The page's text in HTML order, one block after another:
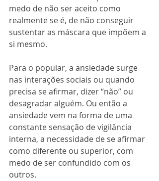
medo de não ser aceito como
realmente se é, de não conseguir
sustentar as máscara que impõem a
si mesmo.
Para o popular, a ansiedade surge
nas interações sociais ou quando
precisa se afirmar, dizer “não” ou
desagradar alguém. Ou então a
ansiedade vem na forma de uma
constante sensação de vigilância
interna, a necessidade de se afirmar
como diferente ou superior, com
medo de ser confundido com os
outros.